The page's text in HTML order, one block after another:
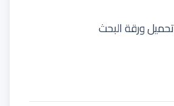
تحميل ورقة البحث